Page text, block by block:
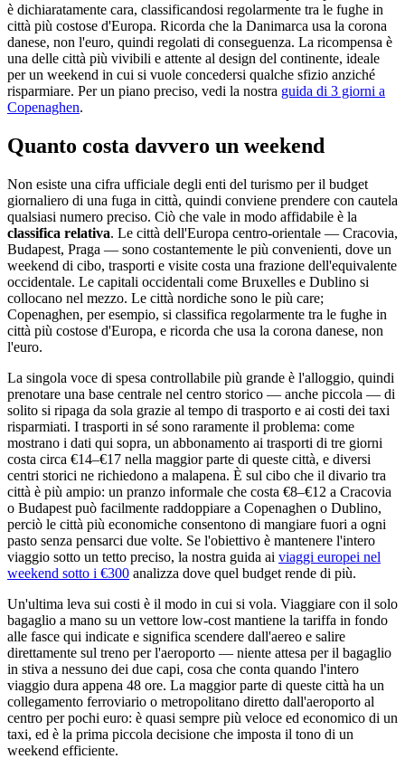
è dichiaratamente cara, classificandosi regolarmente tra le fughe in
città più costose d'Europa. Ricorda che la Danimarca usa la corona
danese, non l'euro, quindi regolati di conseguenza. La ricompensa è
una delle città più vivibili e attente al design del continente, ideale
per un weekend in cui si vuole concedersi qualche sfizio anziché
risparmiare. Per un piano preciso, vedi la nostra guida di 3 giorni a
Copenaghen.
Quanto costa davvero un weekend
Non esiste una cifra ufficiale degli enti del turismo per il budget
giornaliero di una fuga in città, quindi conviene prendere con cautela
qualsiasi numero preciso. Ciò che vale in modo affidabile è la
classifica relativa. Le città dell'Europa centro-orientale — Cracovia,
Budapest, Praga — sono costantemente le più convenienti, dove un
weekend di cibo, trasporti e visite costa una frazione dell'equivalente
occidentale. Le capitali occidentali come Bruxelles e Dublino si
collocano nel mezzo. Le città nordiche sono le più care;
Copenaghen, per esempio, si classifica regolarmente tra le fughe in
città più costose d'Europa, e ricorda che usa la corona danese, non
l'euro.
La singola voce di spesa controllabile più grande è l'alloggio, quindi
prenotare una base centrale nel centro storico — anche piccola — di
solito si ripaga da sola grazie al tempo di trasporto e ai costi dei taxi
risparmiati. I trasporti in sé sono raramente il problema: come
mostrano i dati qui sopra, un abbonamento ai trasporti di tre giorni
costa circa €14–€17 nella maggior parte di queste città, e diversi
centri storici ne richiedono a malapena. È sul cibo che il divario tra
città è più ampio: un pranzo informale che costa €8–€12 a Cracovia
o Budapest può facilmente raddoppiare a Copenaghen o Dublino,
perciò le città più economiche consentono di mangiare fuori a ogni
pasto senza pensarci due volte. Se l'obiettivo è mantenere l'intero
viaggio sotto un tetto preciso, la nostra guida ai viaggi europei nel
weekend sotto i €300 analizza dove quel budget rende di più.
Un'ultima leva sui costi è il modo in cui si vola. Viaggiare con il solo
bagaglio a mano su un vettore low-cost mantiene la tariffa in fondo
alle fasce qui indicate e significa scendere dall'aereo e salire
direttamente sul treno per l'aeroporto — niente attesa per il bagaglio
in stiva a nessuno dei due capi, cosa che conta quando l'intero
viaggio dura appena 48 ore. La maggior parte di queste città ha un
collegamento ferroviario o metropolitano diretto dall'aeroporto al
centro per pochi euro: è quasi sempre più veloce ed economico di un
taxi, ed è la prima piccola decisione che imposta il tono di un
weekend efficiente.